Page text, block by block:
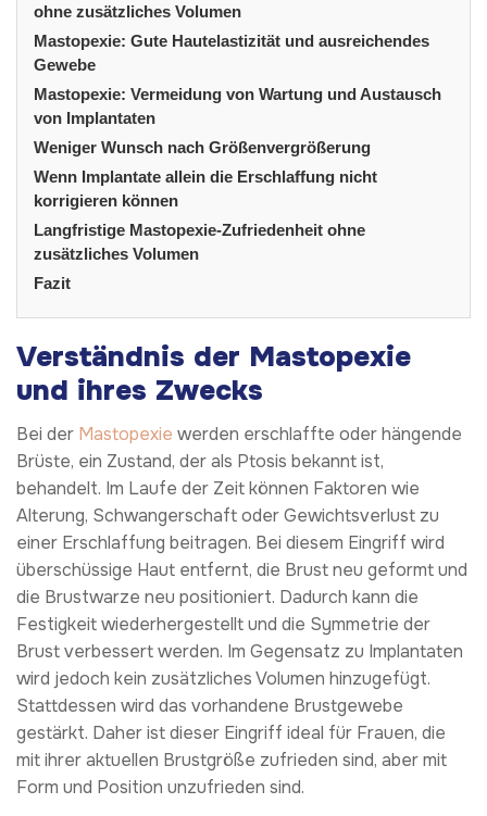
ohne zusätzliches Volumen
Mastopexie: Gute Hautelastizität und ausreichendes
Gewebe
Mastopexie: Vermeidung von Wartung und Austausch
von Implantaten
Weniger Wunsch nach Größenvergrößerung
Wenn Implantate allein die Erschlaffung nicht
korrigieren können
Langfristige Mastopexie-Zufriedenheit ohne
zusätzliches Volumen
Fazit
Verständnis der Mastopexie
und ihres Zwecks
Bei der Mastopexie werden erschlaffte oder hängende
Brüste, ein Zustand, der als Ptosis bekannt ist,
behandelt. Im Laufe der Zeit können Faktoren wie
Alterung, Schwangerschaft oder Gewichtsverlust zu
einer Erschlaffung beitragen. Bei diesem Eingriff wird
überschüssige Haut entfernt, die Brust neu geformt und
die Brustwarze neu positioniert. Dadurch kann die
Festigkeit wiederhergestellt und die Symmetrie der
Brust verbessert werden. Im Gegensatz zu Implantaten
wird jedoch kein zusätzliches Volumen hinzugefügt.
Stattdessen wird das vorhandene Brustgewebe
gestärkt. Daher ist dieser Eingriff ideal für Frauen, die
mit ihrer aktuellen Brustgröße zufrieden sind, aber mit
Form und Position unzufrieden sind.